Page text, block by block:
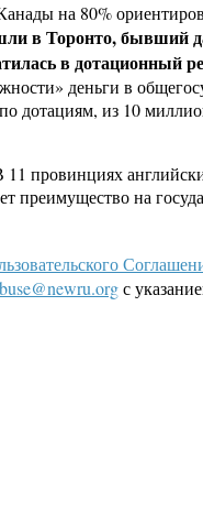
на 80%
в Торонто, бывший
в дотационный
деньги в
дотациям, из 10
провинциях
преимущество на
с